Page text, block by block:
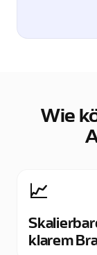
Wie
📈
klarem